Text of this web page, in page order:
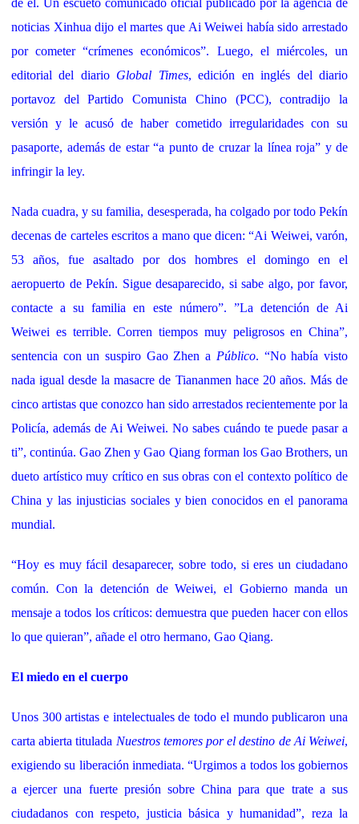
noticias Xinhua dijo el martes que Ai Weiwei había sido arrestado
por cometer “crímenes económicos”. Luego, el miércoles, un
editorial del diario Global Times, edición en inglés del diario
portavoz del Partido Comunista Chino (PCC), contradijo la
versión y le acusó de haber cometido irregularidades con su
pasaporte, además de estar “a punto de cruzar la línea roja” y de
infringir la ley.
Nada cuadra, y su familia, desesperada, ha colgado por todo Pekín
decenas de carteles escritos a mano que dicen: “Ai Weiwei, varón,
53 años, fue asaltado por dos hombres el domingo en el
aeropuerto de Pekín. Sigue desaparecido, si sabe algo, por favor,
contacte a su familia en este número”. ”La detención de Ai
Weiwei es terrible. Corren tiempos muy peligrosos en China”,
sentencia con un suspiro Gao Zhen a Público. “No había visto
nada igual desde la masacre de Tiananmen hace 20 años. Más de
cinco artistas que conozco han sido arrestados recientemente por la
Policía, además de Ai Weiwei. No sabes cuándo te puede pasar a
ti”, continúa. Gao Zhen y Gao Qiang forman los Gao Brothers, un
dueto artístico muy crítico en sus obras con el contexto político de
China y las injusticias sociales y bien conocidos en el panorama
mundial.
“Hoy es muy fácil desaparecer, sobre todo, si eres un ciudadano
común. Con la detención de Weiwei, el Gobierno manda un
mensaje a todos los críticos: demuestra que pueden hacer con ellos
lo que quieran”, añade el otro hermano, Gao Qiang.
El miedo en el cuerpo
Unos 300 artistas e intelectuales de todo el mundo publicaron una
carta abierta titulada Nuestros temores por el destino de Ai Weiwei,
exigiendo su liberación inmediata. “Urgimos a todos los gobiernos
a ejercer una fuerte presión sobre China para que trate a sus
ciudadanos con respeto, justicia básica y humanidad”, reza la